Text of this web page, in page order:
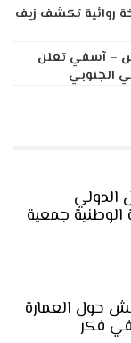
روائية تكشف زيف
– آسفي تعلن
الجنوبي
الدولي
الوطنية جمعية
حول العمارة
في فكر